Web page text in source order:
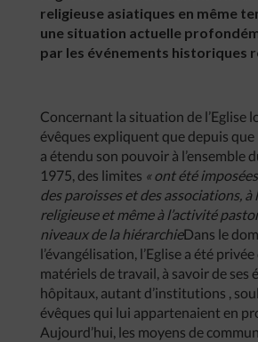
religieuse asiatiques en même
une situation actuelle
par les événements historiques
Concernant la situation de l’Eglise
évêques expliquent que depuis
a étendu son pouvoir à l’ensemble
1975, des limites «ontété imposées
desparoissesetdesassociations, à
religieuseetmêmeà l’activité
niveauxde lahiérarchieDans le
l’évangélisation, l’Eglise a été
matériels de travail, à savoir de ses
hôpitaux, autant d’institutions ,
évêques qui lui appartenaient en
Aujourd’hui, les moyens de